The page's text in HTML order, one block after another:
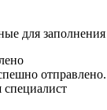
для заполнения